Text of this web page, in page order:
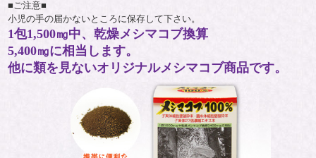
■ご注意■
小児の手の届かないところに保存して下さい。
1包1,500㎎中、乾燥メシマコブ換算
5,400㎎に相当します。
他に類を見ないオリジナルメシマコブ商品です。